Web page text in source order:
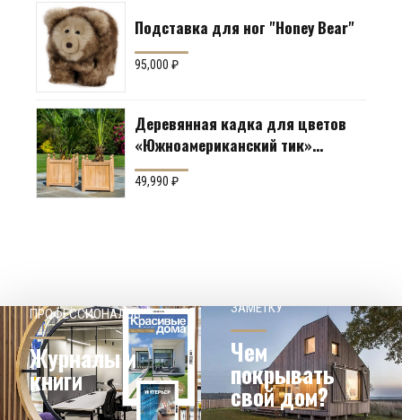
Подставка для ног "Honey Bear"
95,000₽
Деревянная кадка для цветов
«Южноамериканский тик»
Производство: Англия
49,990₽
ПРОФЕССИОНАЛОВ
Журналы и
книги
ЗАМЕТКУ
Чем
покрывать
свой дом?